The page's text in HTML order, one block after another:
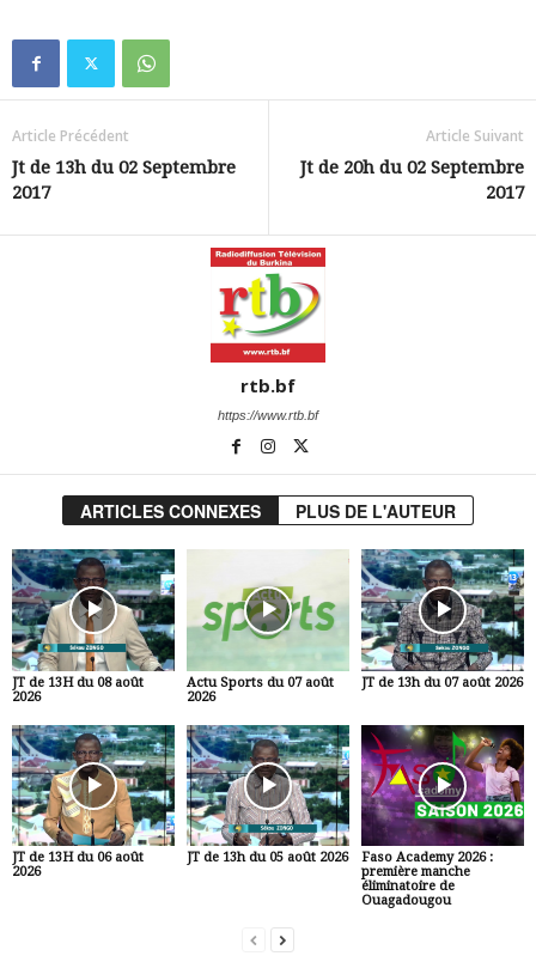
Article Précédent
Jt de 13h du 02 Septembre
2017
Article Suivant
Jt de 20h du 02 Septembre
2017
rtb.bf
https://www.rtb.bf
ARTICLES CONNEXES PLUS DE L'AUTEUR
JT de 13H du 08 août
2026
Actu Sports du 07 août
2026
JT de 13h du 07 août 2026
JT de 13H du 06 août
2026
JT de 13h du 05 août 2026
Faso Academy 2026 :
première manche
éliminatoire de
Ouagadougou